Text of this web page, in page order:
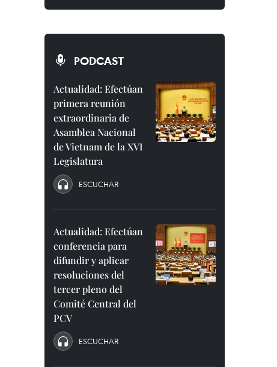
PODCAST
Actualidad: Efectúan
primera reunión
extraordinaria de
Asamblea Nacional
de Vietnam de la XVI
Legislatura
ESCUCHAR
Actualidad: Efectúan
conferencia para
difundir y aplicar
resoluciones del
tercer pleno del
Comité Central del
PCV
ESCUCHAR